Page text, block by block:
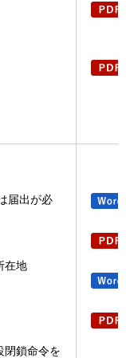
届出が必
在地
閉鎖命令を